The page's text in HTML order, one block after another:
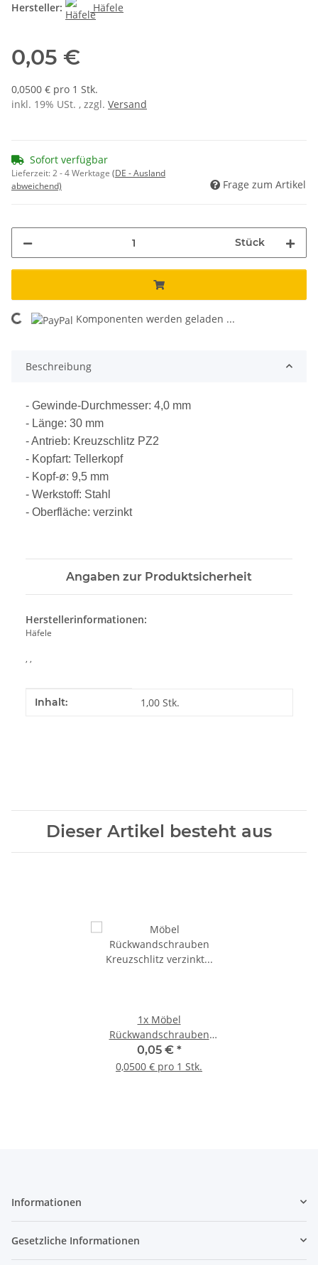
Hersteller:
Häfele
0,05 €
0,0500 € pro 1 Stk.
inkl. 19% USt. , zzgl. Versand
Sofort verfügbar
Lieferzeit:2 - 4 Werktage (DE - Ausland
abweichend)
Frage zum Artikel
Stück
Loading... Komponenten werden geladen ...
Beschreibung
- Gewinde-Durchmesser: 4,0 mm
- Länge: 30 mm
- Antrieb: Kreuzschlitz PZ2
- Kopfart: Tellerkopf
- Kopf-ø: 9,5 mm
- Werkstoff: Stahl
- Oberfläche: verzinkt
Angaben zur Produktsicherheit
Herstellerinformationen:
Häfele
, ,
Produkteigenschaft
Wert
Inhalt: 1,00 Stk.
Dieser Artikel besteht aus
1x Möbel
Rückwandschrauben
Kreuzschlitz verzinkt 4,0 x
30 mm 1 Stück
0,05 € *
0,0500 € pro 1 Stk.
Informationen
Gesetzliche Informationen